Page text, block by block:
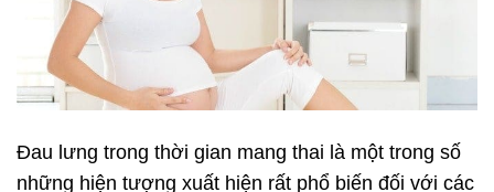
Đau lưng trong thời gian mang thai là một trong số
những hiện tượng xuất hiện rất phổ biến đối với các